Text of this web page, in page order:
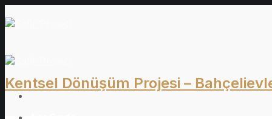
atla
Kentsel Dönüşüm Projesi –